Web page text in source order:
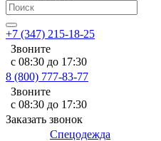
+7 (347) 215-18-25
Звоните
с 08:30 до 17:30
8 (800) 777-83-77
Звоните
с 08:30 до 17:30
Заказать звонок
Спецодежда